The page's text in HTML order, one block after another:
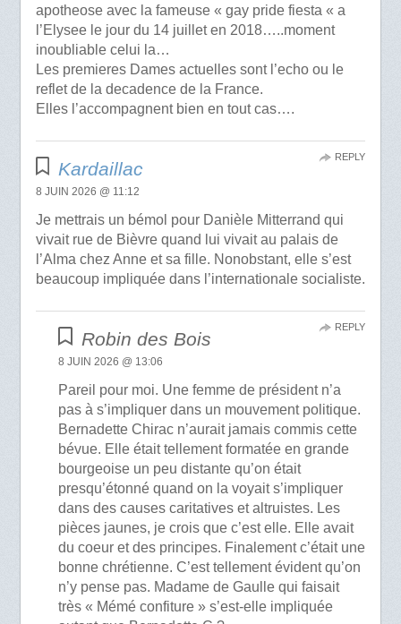
apotheose avec la fameuse « gay pride fiesta « a
l’Elysee le jour du 14 juillet en 2018…..moment
inoubliable celui la…
Les premieres Dames actuelles sont l’echo ou le
reflet de la decadence de la France.
Elles l’accompagnent bien en tout cas….
Kardaillac
8 JUIN 2026 @ 11:12
Je mettrais un bémol pour Danièle Mitterrand qui
vivait rue de Bièvre quand lui vivait au palais de
l’Alma chez Anne et sa fille. Nonobstant, elle s’est
beaucoup impliquée dans l’internationale socialiste.
REPLY
Robin des Bois
8 JUIN 2026 @ 13:06
Pareil pour moi. Une femme de président n’a
pas à s’impliquer dans un mouvement politique.
Bernadette Chirac n’aurait jamais commis cette
bévue. Elle était tellement formatée en grande
bourgeoise un peu distante qu’on était
presqu’étonné quand on la voyait s’impliquer
dans des causes caritatives et altruistes. Les
pièces jaunes, je crois que c’est elle. Elle avait
du coeur et des principes. Finalement c’était une
bonne chrétienne. C’est tellement évident qu’on
n’y pense pas. Madame de Gaulle qui faisait
très « Mémé confiture » s’est-elle impliquée
REPLY